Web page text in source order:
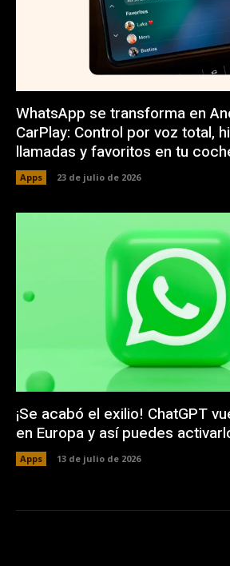
WhatsApp se transforma en
CarPlay: Control por voz total,
llamadas y favoritos en tu
Apps 23 de julio de 2026
¡Se acabó el exilio! ChatGPT
en Europa y así puedes
Apps 13 de julio de 2026